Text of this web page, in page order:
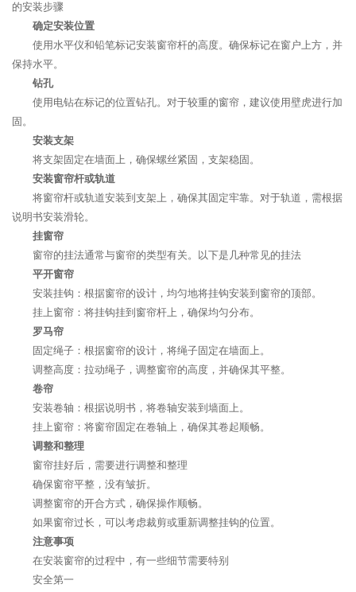
的安装步骤
确定安装位置
使用水平仪和铅笔标记安装窗帘杆的高度。确保标记在窗户上方，并
保持水平。
钻孔
使用电钻在标记的位置钻孔。对于较重的窗帘，建议使用壁虎进行加
固。
安装支架
将支架固定在墙面上，确保螺丝紧固，支架稳固。
安装窗帘杆或轨道
将窗帘杆或轨道安装到支架上，确保其固定牢靠。对于轨道，需根据
说明书安装滑轮。
挂窗帘
窗帘的挂法通常与窗帘的类型有关。以下是几种常见的挂法
平开窗帘
安装挂钩：根据窗帘的设计，均匀地将挂钩安装到窗帘的顶部。
挂上窗帘：将挂钩挂到窗帘杆上，确保均匀分布。
罗马帘
固定绳子：根据窗帘的设计，将绳子固定在墙面上。
调整高度：拉动绳子，调整窗帘的高度，并确保其平整。
卷帘
安装卷轴：根据说明书，将卷轴安装到墙面上。
挂上窗帘：将窗帘固定在卷轴上，确保其卷起顺畅。
调整和整理
窗帘挂好后，需要进行调整和整理
确保窗帘平整，没有皱折。
调整窗帘的开合方式，确保操作顺畅。
如果窗帘过长，可以考虑裁剪或重新调整挂钩的位置。
注意事项
在安装窗帘的过程中，有一些细节需要特别
安全第一